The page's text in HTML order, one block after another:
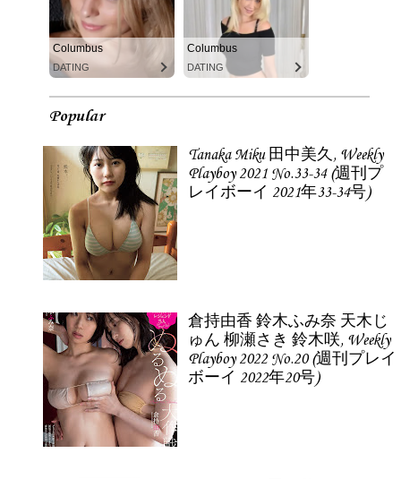
Columbus
DATING
Columbus
DATING
Popular
Tanaka Miku 田中美久, Weekly
Playboy 2021 No.33-34 (週刊プ
レイボーイ 2021年33-34号)
倉持由香 鈴木ふみ奈 天木じ
ゅん 柳瀬さき 鈴木咲, Weekly
Playboy 2022 No.20 (週刊プレイ
ボーイ 2022年20号)